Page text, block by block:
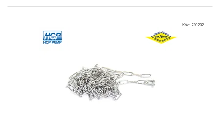
Kód: 220202